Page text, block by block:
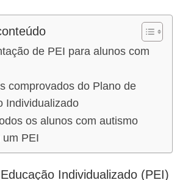
de PEI para alunos com
comprovados do Plano de
Individualizado
os alunos com autismo
um PEI
Individualizado (PEI)